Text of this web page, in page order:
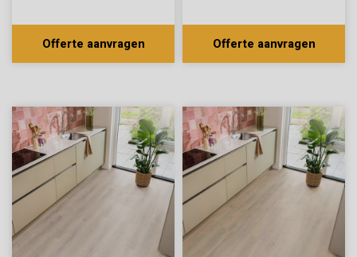
Offerte aanvragen Offerte aanvragen